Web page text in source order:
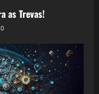
as Trevas!
0